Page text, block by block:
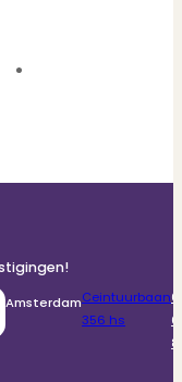
AmsterdamCeintuurbaan
356 hs